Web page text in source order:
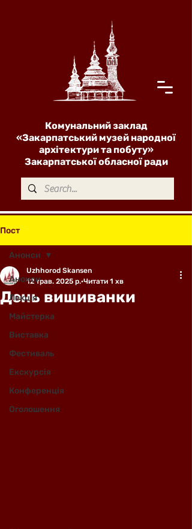
Комунальний заклад
«Закарпатський музей народної
архітектури та побуту»
Закарпатської обласної ради
Пост
Анонси
Лекція
Майстерка
Виставка
Фестиваль
Екскурсія
Конференція
Оголошення
Анонси
День вишиванки
Uzhhorod Skansen
12 трав. 2025 р. Читати 1 хв